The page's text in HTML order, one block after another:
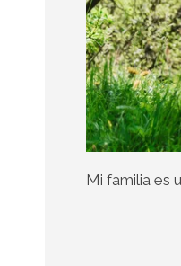
Mi familia es